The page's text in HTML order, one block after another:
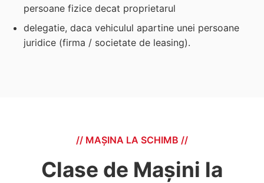
persoane fizice decat proprietarul
delegatie, daca vehiculul apartine unei persoane
juridice (firma / societate de leasing).
// MAȘINA LA SCHIMB //
Clase de Mașini la